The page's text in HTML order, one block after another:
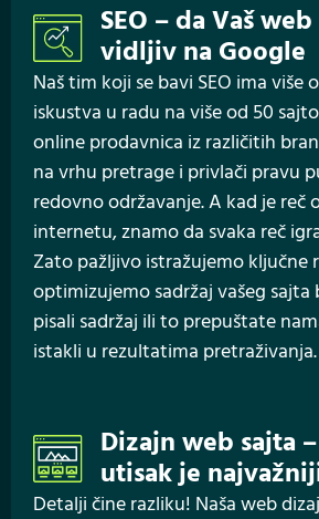
SEO – da Vaš
vidljiv na Google
Naš tim koji se bavi SEO ima više
iskustva u radu na više od 50
online prodavnica iz različitih
na vrhu pretrage i privlači pravu
redovno održavanje. A kad je reč
internetu, znamo da svaka reč
Zato pažljivo istražujemo ključne
optimizujemo sadržaj vašeg sajta
pisali sadržaj ili to prepuštate
istakli u rezultatima pretraživanja.
Dizajn web sajta
utisak je
Detalji čine razliku! Naša web